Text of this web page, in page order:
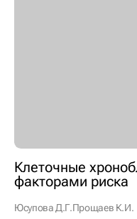
Клеточные
факторами риска
Юсупова Д.Г.Прощаев К.И.